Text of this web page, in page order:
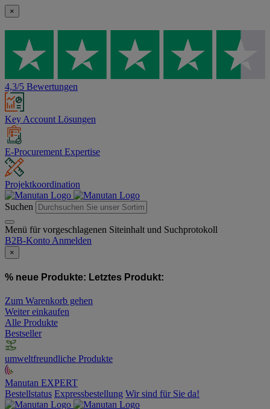
×
4,3/5 Bewertungen
Key Account Lösungen
E-Procurement Expertise
Projektkoordination
Suchen
Menü für vorgeschlagenen Siteinhalt und Suchprotokoll
B2B-Konto Anmelden
×
% neue Produkte: Letztes Produkt:
Zum Warenkorb gehen
Weiter einkaufen
Alle Produkte
Bestseller
umweltfreundliche Produkte
Manutan EXPERT
Bestellstatus Expressbestellung Wir sind für Sie da!